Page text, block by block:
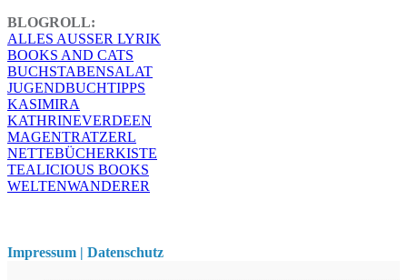
BLOGROLL:
ALLES AUSSER LYRIK
BOOKS AND CATS
BUCHSTABENSALAT
JUGENDBUCHTIPPS
KASIMIRA
KATHRINEVERDEEN
MAGENTRATZERL
NETTEBÜCHERKISTE
TEALICIOUS BOOKS
WELTENWANDERER
Impressum | Datenschutz